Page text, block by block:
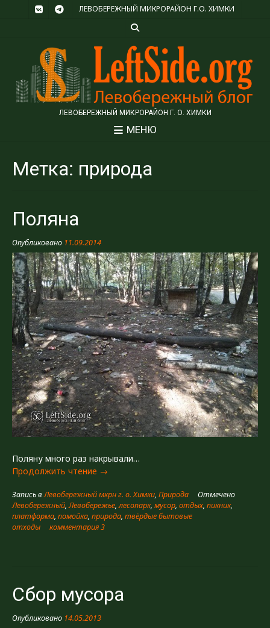
ЛЕВОБЕРЕЖНЫЙ МИКРОРАЙОН Г.О. ХИМКИ
ЛЕВОБЕРЕЖНЫЙ МИКРОРАЙОН Г. О. ХИМКИ
МЕНЮ
Метка: природа
Поляна
Опубликовано 11.09.2014
Поляну много раз накрывали…
Продолжить чтение «Поляна»
→
Запись вЛевобережный мкрн г. о. Химки, Природа
Отмечено
Левобережный,Левобережье,лесопарк, мусор, отдых, пикник,
платформа, помойка, природа, твёрдые бытовые
отходы
комментария 3
Сбор мусора
Опубликовано 14.05.2013